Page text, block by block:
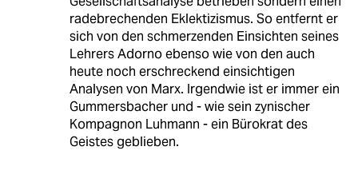
radebrechenden Eklektizismus. So entfernt er
sich von den schmerzenden Einsichten seines
Lehrers Adorno ebenso wie von den auch
heute noch erschreckend einsichtigen
Analysen von Marx. Irgendwie ist er immer ein
Gummersbacher und - wie sein zynischer
Kompagnon Luhmann - ein Bürokrat des
Geistes geblieben.